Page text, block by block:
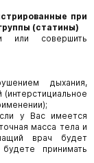
при
(статины)
или совершить
дыхания,
у Вас имеется
масса тела и
врач будет
принимать